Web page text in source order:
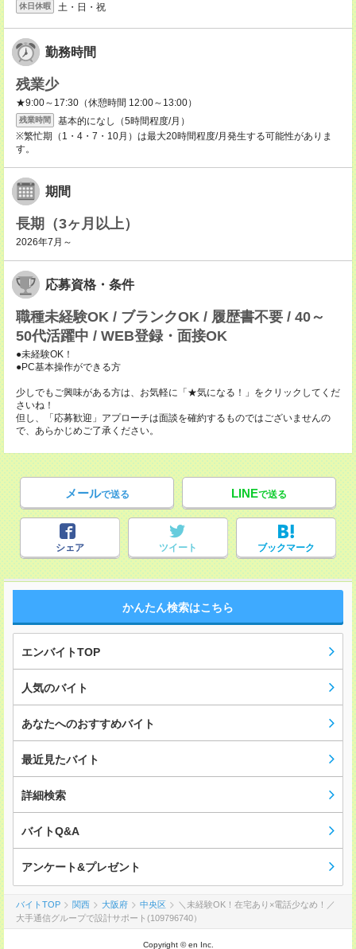
休日休暇 土・日・祝
勤務時間
残業少
★9:00～17:30（休憩時間 12:00～13:00）
残業時間
基本的になし（5時間程度/月）
※繁忙期（1・4・7・10月）は最大20時間程度/月発生する可能性がありま
す。
期間
長期（3ヶ月以上）
2026年7月～
応募資格・条件
職種未経験OK / ブランクOK / 履歴書不要 / 40～
50代活躍中 / WEB登録・面接OK
●未経験OK！
●PC基本操作ができる方
少しでもご興味がある方は、お気軽に「★気になる！」をクリックしてくだ
さいね！
但し、「応募歓迎」アプローチは面談を確約するものではございませんの
で、あらかじめご了承ください。
メールで送る LINEで送る
シェア ツイート ブックマーク
かんたん検索はこちら
エンバイトTOP
人気のバイト
あなたへのおすすめバイト
最近見たバイト
詳細検索
バイトQ&A
アンケート&プレゼント
バイトTOP 関西 大阪府 中央区
＼未経験OK！在宅あり×電話少なめ！／
大手通信グループで設計サポート(109796740）
Copyright © en Inc.